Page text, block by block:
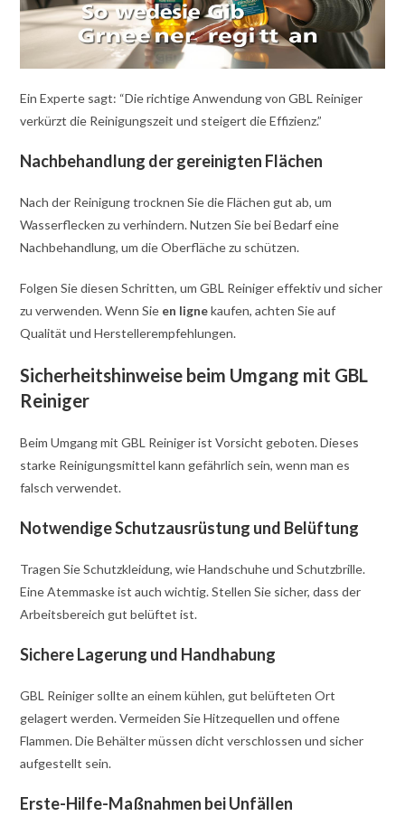
Ein Experte sagt: “Die richtige Anwendung von GBL Reiniger
verkürzt die Reinigungszeit und steigert die Effizienz.”
Nachbehandlung der gereinigten Flächen
Nach der Reinigung trocknen Sie die Flächen gut ab, um
Wasserflecken zu verhindern. Nutzen Sie bei Bedarf eine
Nachbehandlung, um die Oberfläche zu schützen.
Folgen Sie diesen Schritten, um GBL Reiniger effektiv und sicher
zu verwenden. Wenn Sie en lignekaufen, achten Sie auf
Qualität und Herstellerempfehlungen.
Sicherheitshinweise beim Umgang mit GBL
Reiniger
Beim Umgang mit GBL Reiniger ist Vorsicht geboten. Dieses
starke Reinigungsmittel kann gefährlich sein, wenn man es
falsch verwendet.
Notwendige Schutzausrüstung und Belüftung
Tragen Sie Schutzkleidung, wie Handschuhe und Schutzbrille.
Eine Atemmaske ist auch wichtig. Stellen Sie sicher, dass der
Arbeitsbereich gut belüftet ist.
Sichere Lagerung und Handhabung
GBL Reiniger sollte an einem kühlen, gut belüfteten Ort
gelagert werden. Vermeiden Sie Hitzequellen und offene
Flammen. Die Behälter müssen dicht verschlossen und sicher
aufgestellt sein.
Erste-Hilfe-Maßnahmen bei Unfällen